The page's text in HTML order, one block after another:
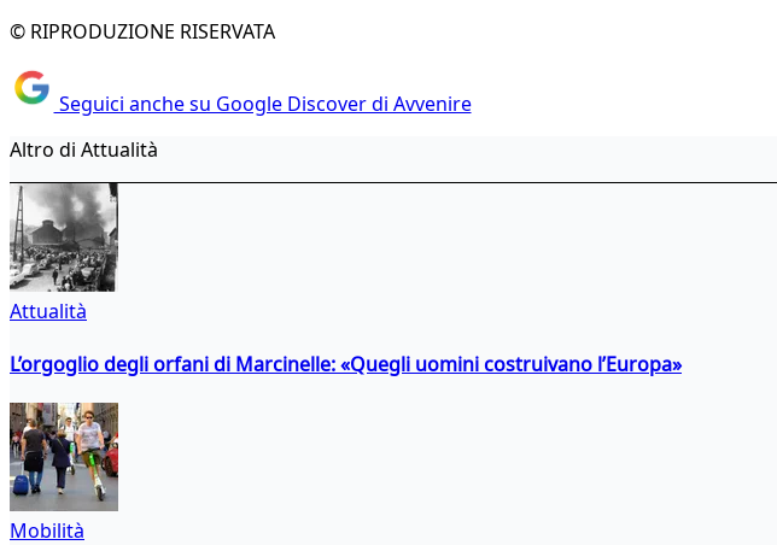
© RIPRODUZIONE RISERVATA
Seguici anche su Google Discover di Avvenire
Altro di Attualità
Attualità
L’orgoglio degli orfani di Marcinelle: «Quegli uomini costruivano l’Europa»
Mobilità